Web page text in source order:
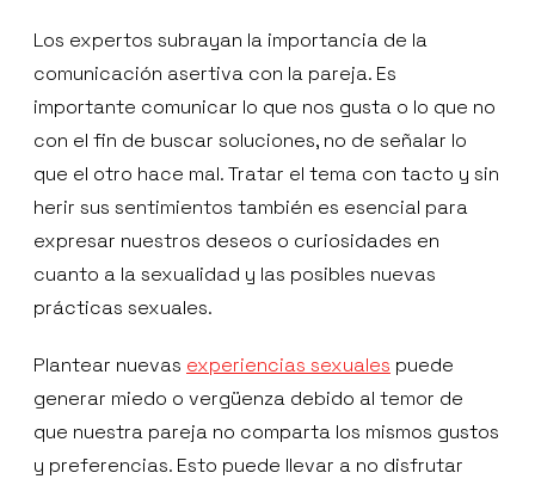
Los expertos subrayan la importancia de la
comunicación asertiva con la pareja. Es
importante comunicar lo que nos gusta o lo que no
con el fin de buscar soluciones, no de señalar lo
que el otro hace mal. Tratar el tema con tacto y sin
herir sus sentimientos también es esencial para
expresar nuestros deseos o curiosidades en
cuanto a la sexualidad y las posibles nuevas
prácticas sexuales.
Plantear nuevas experiencias sexuales puede
generar miedo o vergüenza debido al temor de
que nuestra pareja no comparta los mismos gustos
y preferencias. Esto puede llevar a no disfrutar